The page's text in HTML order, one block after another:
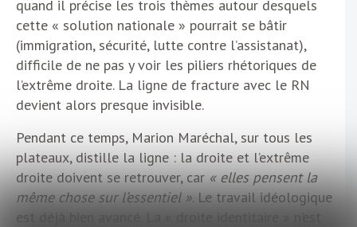
quand il précise les trois thèmes autour desquels
cette « solution nationale » pourrait se bâtir
(immigration, sécurité, lutte contre l’assistanat),
difficile de ne pas y voir les piliers rhétoriques de
l’extrême droite. La ligne de fracture avec le RN
devient alors presque invisible.
Pendant ce temps, Marion Maréchal, sur tous les
plateaux, distille la ligne : la droite et l’extrême
droite doivent se retrouver, car« elles pensent la
même chose sur l’essentiel ». Le travail idéologique
est déjà bien avancé. La « droite identitaire » n’est